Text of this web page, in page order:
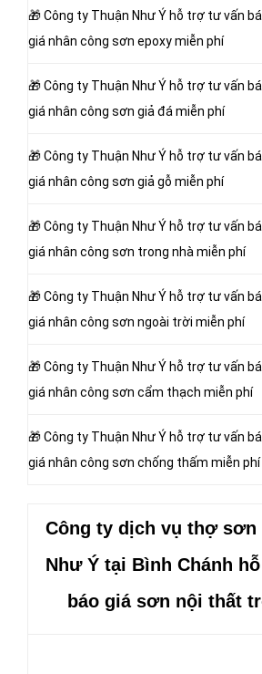
🎁 Công ty Thuận Như Ý hỗ trợ tư vấn
giá nhân công sơn epoxy miễn phí
🎁 Công ty Thuận Như Ý hỗ trợ tư vấn
giá nhân công sơn giả đá miễn phí
🎁 Công ty Thuận Như Ý hỗ trợ tư vấn
giá nhân công sơn giả gỗ miễn phí
🎁 Công ty Thuận Như Ý hỗ trợ tư vấn
giá nhân công sơn trong nhà miễn phí
🎁 Công ty Thuận Như Ý hỗ trợ tư vấn
giá nhân công sơn ngoài trời miễn phí
🎁 Công ty Thuận Như Ý hỗ trợ tư vấn
giá nhân công sơn cẩm thạch miễn phí
🎁 Công ty Thuận Như Ý hỗ trợ tư vấn
giá nhân công sơn chống thấm miễn phí
Công ty dịch vụ thợ sơn
Như Ýtại Bình Chánh
báo giá sơn nội thất